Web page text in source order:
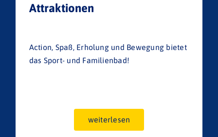
Attraktionen
Action, Spaß, Erholung und Bewegung bietet
das Sport- und Familienbad!
weiterlesen